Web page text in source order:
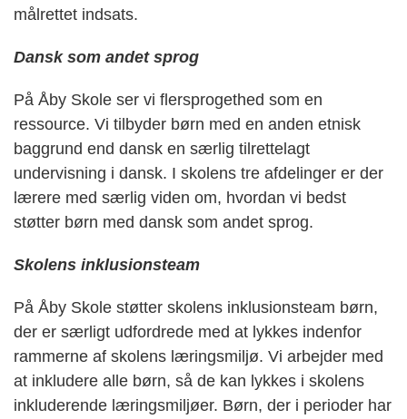
målrettet indsats.
Dansk som andet sprog
På Åby Skole ser vi flersprogethed som en
ressource. Vi tilbyder børn med en anden etnisk
baggrund end dansk en særlig tilrettelagt
undervisning i dansk. I skolens tre afdelinger er der
lærere med særlig viden om, hvordan vi bedst
støtter børn med dansk som andet sprog.
Skolens inklusionsteam
På Åby Skole støtter skolens inklusionsteam børn,
der er særligt udfordrede med at lykkes indenfor
rammerne af skolens læringsmiljø. Vi arbejder med
at inkludere alle børn, så de kan lykkes i skolens
inkluderende læringsmiljøer. Børn, der i perioder har